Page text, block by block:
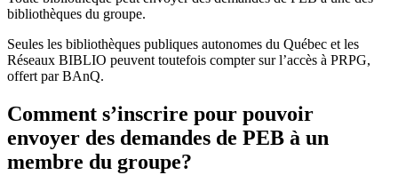
bibliothèques du groupe.
Seules les bibliothèques publiques autonomes du Québec et les
Réseaux BIBLIO peuvent toutefois compter sur l’accès à PRPG,
offert par BAnQ.
Comment s’inscrire pour pouvoir
envoyer des demandes de PEB à un
membre du groupe?